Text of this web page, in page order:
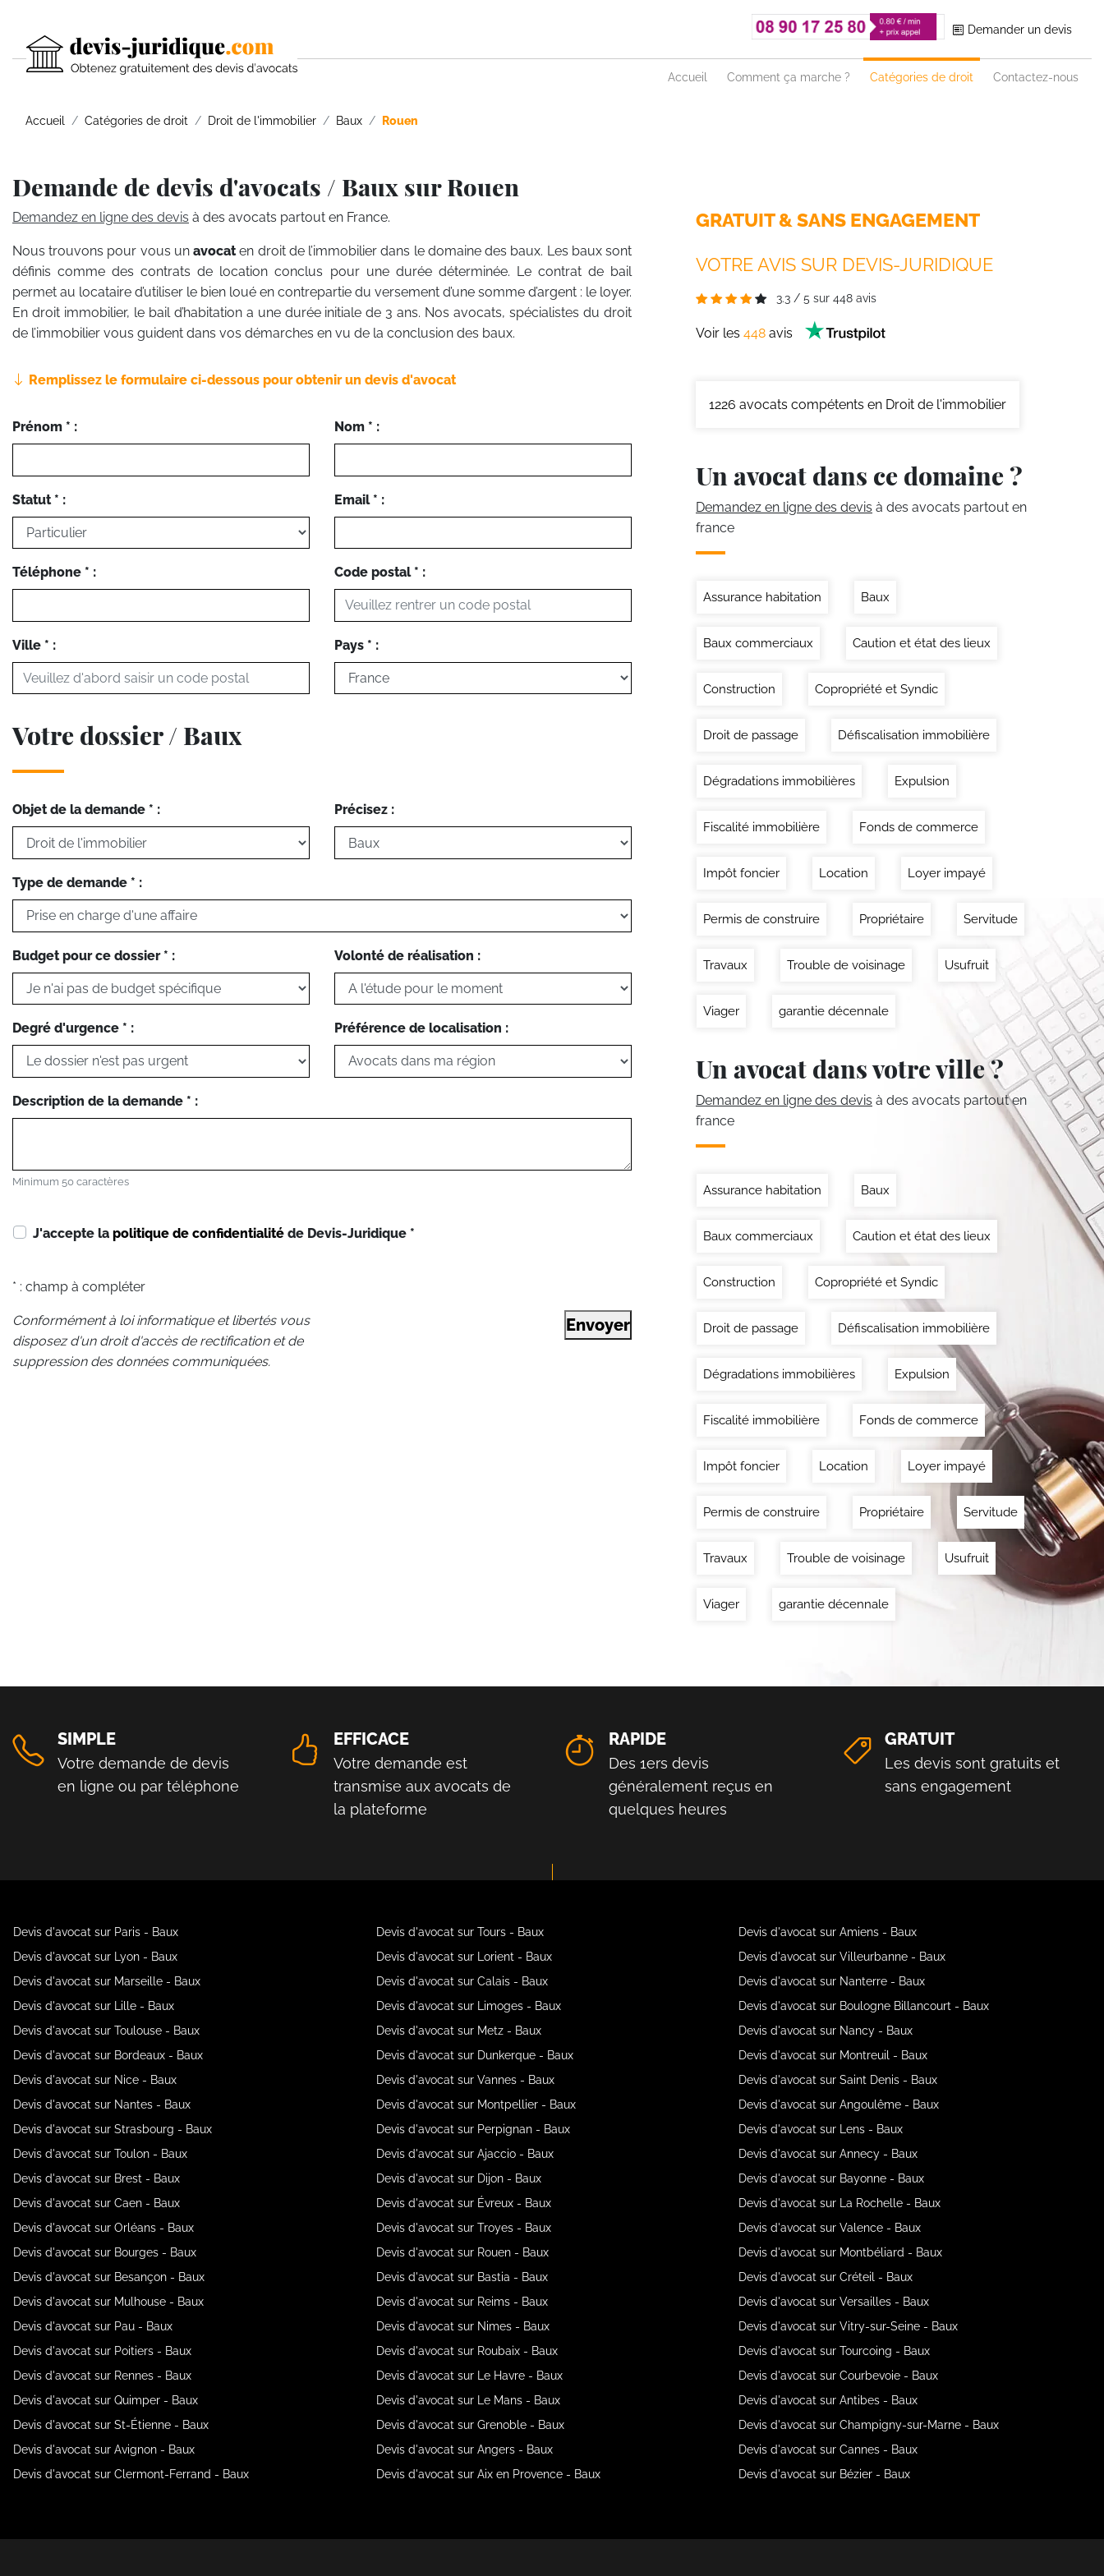
Demander un devis
Accueil Comment ça marche ? Catégories de droit Contactez-nous
Accueil Catégories de droit Droit de l'immobilier Baux Rouen
Demande de devis d'avocats / Baux sur Rouen
Demandez en ligne des devis à des avocats partout en France.
Nous trouvons pour vous unavocaten droit de l’immobilier dans le domaine des baux. Les baux sont
définis comme des contrats de location conclus pour une durée déterminée. Le contrat de bail
permet au locataire d’utiliser le bien loué en contrepartie du versement d’une somme d’argent : le loyer.
En droit immobilier, le bail d’habitation a une durée initiale de 3 ans. Nos avocats, spécialistes du droit
de l’immobilier vous guident dans vos démarches en vu de la conclusion des baux.
Remplissez le formulaire ci-dessous pour obtenir un devis d'avocat
Prénom * : Nom * :
Statut * : Email * :
Téléphone * : Code postal * :
Ville * : Pays * :
Votre dossier / Baux
Objet de la demande * : Précisez :
Type de demande * :
Budget pour ce dossier * : Volonté de réalisation :
Degré d'urgence * : Préférence de localisation :
Description de la demande * :
Minimum 50 caractères
J'accepte la politique de confidentialité de Devis-Juridique *
* : champ à compléter
Conformément à loi informatique et libertés vous
disposez d'un droit d'accès de rectification et de
suppression des données communiquées.
Envoyer
GRATUIT & SANS ENGAGEMENT
VOTRE AVIS SUR DEVIS-JURIDIQUE
3.3 / 5 sur 448 avis
Voir les 448 avis
1226 avocats compétents en Droit de l'immobilier
Un avocat dans ce domaine ?
Demandez en ligne des devis à des avocats partout en
france
Assurance habitation Baux
Baux commerciaux Caution et état des lieux
Construction Copropriété et Syndic
Droit de passage Défiscalisation immobilière
Dégradations immobilières Expulsion
Fiscalité immobilière Fonds de commerce
Impôt foncier Location Loyer impayé
Permis de construire Propriétaire Servitude
Travaux Trouble de voisinage Usufruit
Viager garantie décennale
Un avocat dans votre ville ?
Demandez en ligne des devis à des avocats partout en
france
Assurance habitation Baux
Baux commerciaux Caution et état des lieux
Construction Copropriété et Syndic
Droit de passage Défiscalisation immobilière
Dégradations immobilières Expulsion
Fiscalité immobilière Fonds de commerce
Impôt foncier Location Loyer impayé
Permis de construire Propriétaire Servitude
Travaux Trouble de voisinage Usufruit
Viager garantie décennale
SIMPLE
Votre demande de devis
en ligne ou par téléphone
EFFICACE
Votre demande est
transmise aux avocats de
la plateforme
RAPIDE
Des 1ers devis
généralement reçus en
quelques heures
GRATUIT
Les devis sont gratuits et
sans engagement
Devis d'avocat sur Paris - Baux
Devis d'avocat sur Lyon - Baux
Devis d'avocat sur Marseille - Baux
Devis d'avocat sur Lille - Baux
Devis d'avocat sur Toulouse - Baux
Devis d'avocat sur Bordeaux - Baux
Devis d'avocat sur Nice - Baux
Devis d'avocat sur Nantes - Baux
Devis d'avocat sur Strasbourg - Baux
Devis d'avocat sur Toulon - Baux
Devis d'avocat sur Brest - Baux
Devis d'avocat sur Caen - Baux
Devis d'avocat sur Orléans - Baux
Devis d'avocat sur Bourges - Baux
Devis d'avocat sur Besançon - Baux
Devis d'avocat sur Mulhouse - Baux
Devis d'avocat sur Pau - Baux
Devis d'avocat sur Poitiers - Baux
Devis d'avocat sur Rennes - Baux
Devis d'avocat sur Quimper - Baux
Devis d'avocat sur St-Étienne - Baux
Devis d'avocat sur Avignon - Baux
Devis d'avocat sur Clermont-Ferrand - Baux
Devis d'avocat sur Tours - Baux
Devis d'avocat sur Lorient - Baux
Devis d'avocat sur Calais - Baux
Devis d'avocat sur Limoges - Baux
Devis d'avocat sur Metz - Baux
Devis d'avocat sur Dunkerque - Baux
Devis d'avocat sur Vannes - Baux
Devis d'avocat sur Montpellier - Baux
Devis d'avocat sur Perpignan - Baux
Devis d'avocat sur Ajaccio - Baux
Devis d'avocat sur Dijon - Baux
Devis d'avocat sur Évreux - Baux
Devis d'avocat sur Troyes - Baux
Devis d'avocat sur Rouen - Baux
Devis d'avocat sur Bastia - Baux
Devis d'avocat sur Reims - Baux
Devis d'avocat sur Nimes - Baux
Devis d'avocat sur Roubaix - Baux
Devis d'avocat sur Le Havre - Baux
Devis d'avocat sur Le Mans - Baux
Devis d'avocat sur Grenoble - Baux
Devis d'avocat sur Angers - Baux
Devis d'avocat sur Aix en Provence - Baux
Devis d'avocat sur Amiens - Baux
Devis d'avocat sur Villeurbanne - Baux
Devis d'avocat sur Nanterre - Baux
Devis d'avocat sur Boulogne Billancourt - Baux
Devis d'avocat sur Nancy - Baux
Devis d'avocat sur Montreuil - Baux
Devis d'avocat sur Saint Denis - Baux
Devis d'avocat sur Angoulême - Baux
Devis d'avocat sur Lens - Baux
Devis d'avocat sur Annecy - Baux
Devis d'avocat sur Bayonne - Baux
Devis d'avocat sur La Rochelle - Baux
Devis d'avocat sur Valence - Baux
Devis d'avocat sur Montbéliard - Baux
Devis d'avocat sur Créteil - Baux
Devis d'avocat sur Versailles - Baux
Devis d'avocat sur Vitry-sur-Seine - Baux
Devis d'avocat sur Tourcoing - Baux
Devis d'avocat sur Courbevoie - Baux
Devis d'avocat sur Antibes - Baux
Devis d'avocat sur Champigny-sur-Marne - Baux
Devis d'avocat sur Cannes - Baux
Devis d'avocat sur Bézier - Baux